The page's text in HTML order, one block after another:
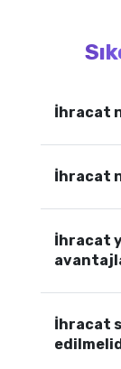
İhracat
İhracat
İhracat
İhracat